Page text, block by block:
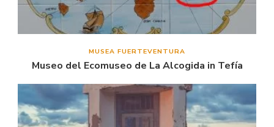
MUSEA FUERTEVENTURA
Museo del Ecomuseo de La Alcogida in Tefía